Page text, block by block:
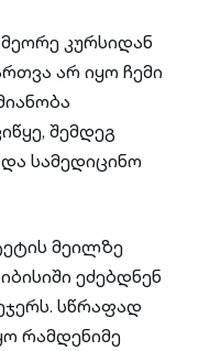
მეორე კურსიდან
არ იყო ჩემი
შემდეგ
სამედიცინო
მეილზე
ეძებდნენ
სწრაფად
რამდენიმე